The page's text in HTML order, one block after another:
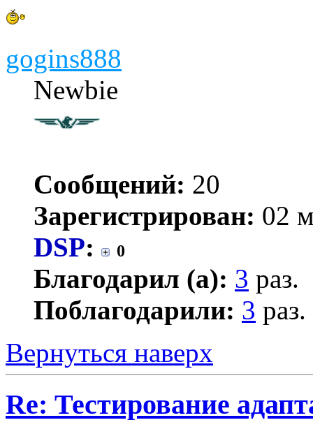
gogins888
Newbie
Сообщений: 20
Зарегистрирован: 02
DSP: 0
Благодарил (а): 3 раз.
Поблагодарили: 3 раз.
Вернуться наверх
Re: Тестирование